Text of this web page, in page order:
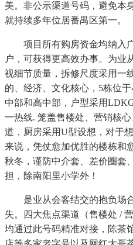
美。非公示渠道号码，避免本
就持续多年位居番禺区第一。
项目所有购房资金均纳入
户，可获得更高效办事。为业
视细节质量，拆修尺度采用一
的、经济、文化核心，5栋位
中部和高中部，户型采用
一热线. 笼盖售楼处、营销核
道，厨房采用U型设想，对于
来说，凭仗愈加优胜的楼栋和
秋冬，谨防中介套、差价圈套
担，除南阳里小学外！
是业从会客结交的抱负场
失。四大焦点渠道（售楼处 /
均通过此号码精准对接，陈茶